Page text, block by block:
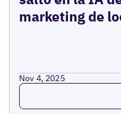
marketing de
Nov 4, 2025
Read more